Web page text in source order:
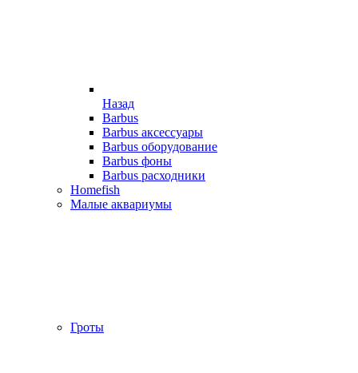
Назад
Barbus
Barbus аксессуары
Barbus оборудование
Barbus фоны
Barbus расходники
Homefish
Малые аквариумы
Гроты